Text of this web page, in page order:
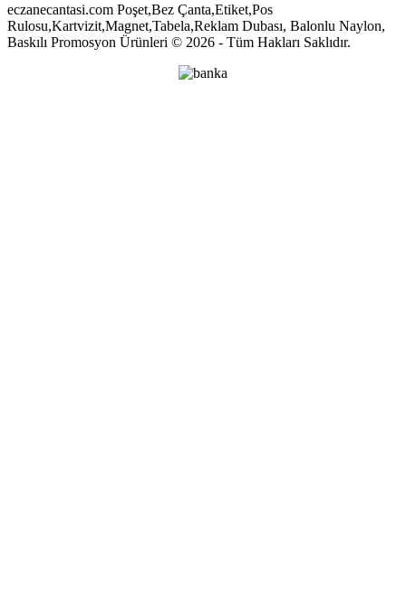
eczanecantasi.com Poşet,Bez Çanta,Etiket,Pos
Rulosu,Kartvizit,Magnet,Tabela,Reklam Dubası, Balonlu Naylon,
Baskılı Promosyon Ürünleri © 2026 - Tüm Hakları Saklıdır.